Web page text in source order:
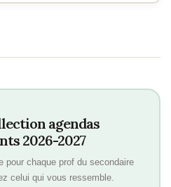
agendas
2026-2027
pour chaque prof du secondaire
celui qui vous ressemble.